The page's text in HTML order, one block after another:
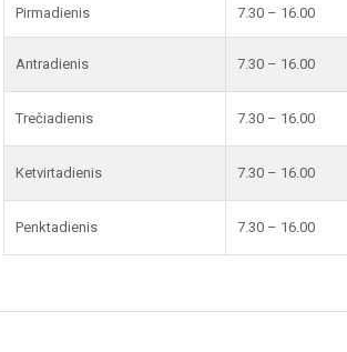
Pirmadienis 7.30 – 16.00
Antradienis 7.30 – 16.00
Trečiadienis 7.30 – 16.00
Ketvirtadienis 7.30 – 16.00
Penktadienis 7.30 – 16.00